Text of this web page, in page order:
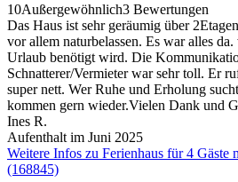
10Außergewöhnlich3 Bewertungen
Das Haus ist sehr geräumig über
vor allem naturbelassen. Es war alles
Urlaub benötigt wird. Die
Schnatterer/Vermieter war sehr toll. Er
super nett. Wer Ruhe und Erholung
kommen gern wieder.Vielen Dank und
Ines R.
Aufenthalt im Juni 2025
Weitere Infos zu Ferienhaus für 4 Gäste
(168845)